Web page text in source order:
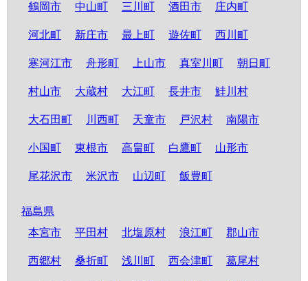
鶴岡市
中山町 三川町 酒田市 庄内町
河北町 新庄市 最上町 遊佐町 西川町
寒河江市 舟形町 上山市 真室川町 朝日町
村山市 大蔵村 大江町 長井市 鮭川村
大石田町 川西町 天童市 戸沢村 南陽市
小国町 東根市 高畠町 白鷹町 山形市
尾花沢市 米沢市 山辺町 飯豊町
福島県
本宮市
平田村 北塩原村 浪江町 郡山市
西郷村 桑折町 浅川町 西会津町 葛尾村